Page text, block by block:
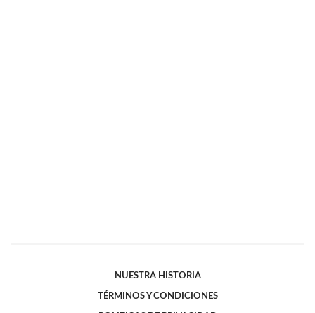
NUESTRA HISTORIA
TÉRMINOS Y CONDICIONES